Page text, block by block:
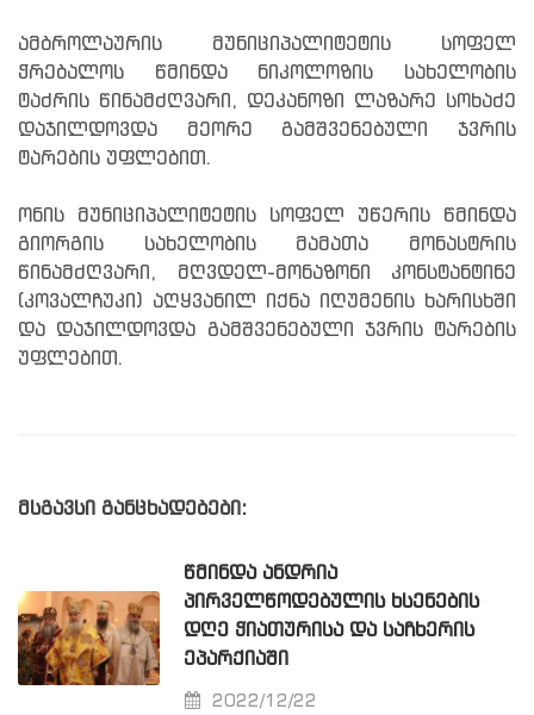
ამბროლაურის მუნიციპალიტეტის სოფელ
ჭრებალოს წმინდა ნიკოლოზის სახელობის
ტაძრის წინამძღვარი, დეკანოზი ლაზარე სოხაძე
დაჯილდოვდა მეორე გამშვენებული ჯვრის
ტარების უფლებით.
ონის მუნიციპალიტეტის სოფელ უწერის წმინდა
გიორგის სახელობის მამათა მონასტრის
წინამძღვარი, მღვდელ-მონაზონი კონსტანტინე
(კოვალჩუკი) აღყვანილ იქნა იღუმენის ხარისხში
და დაჯილდოვდა გამშვენებული ჯვრის ტარების
უფლებით.
მსგავსი განცხადებები:
ᲬᲛᲘᲜᲓᲐ ᲐᲜᲓᲠᲘᲐ
ᲞᲘᲠᲕᲔᲚᲬᲝᲓᲔᲑᲣᲚᲘᲡ ᲮᲡᲔᲜᲔᲑᲘᲡ
ᲓᲦᲔ ᲭᲘᲐᲗᲣᲠᲘᲡᲐ ᲓᲐ ᲡᲐᲩᲮᲔᲠᲘᲡ
ᲔᲞᲐᲠᲥᲘᲐᲨᲘ
2022/12/22